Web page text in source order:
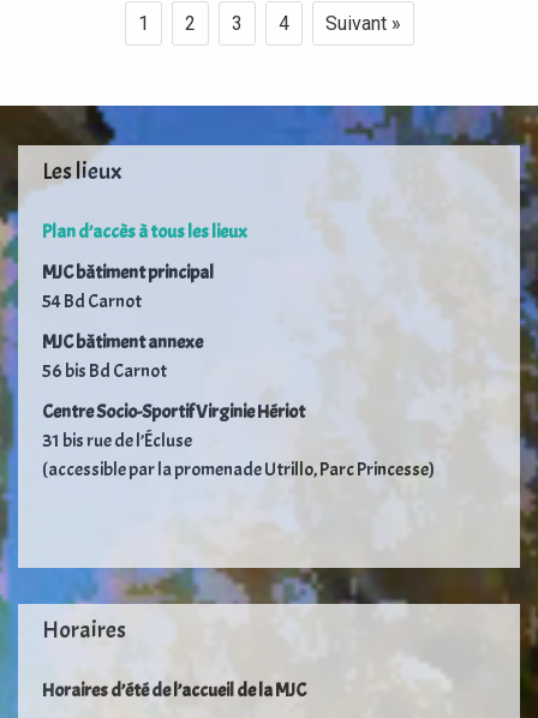
1 2 3 4 Suivant »
Les lieux
Plan d’accès à tous les lieux
MJC bâtiment principal
54 Bd Carnot
MJC bâtiment annexe
56 bis Bd Carnot
Centre Socio-Sportif Virginie Hériot
31 bis rue de l’Écluse
(accessible par la promenade Utrillo, Parc Princesse)
Horaires
Horaires d’été de l’accueil de la MJC